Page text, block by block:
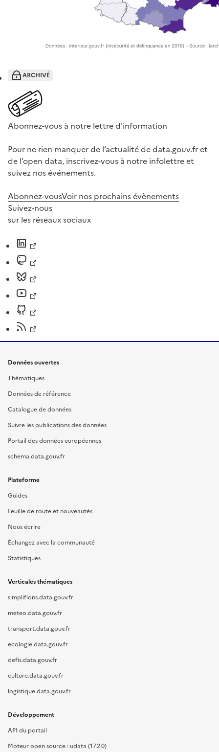
ARCHIVÉ
Abonnez-vous à notre lettre d'information
Pour ne rien manquer de l’actualité de data.gouv.fr et
de l’open data, inscrivez-vous à notre infolettre et
suivez nos événements.
Abonnez-vousVoir nos prochains évènements
Suivez-nous
sur les réseaux sociaux
Données ouvertes
Thématiques
Données de référence
Catalogue de données
Suivre les publications des données
Portail des données européennes
schema.data.gouv.fr
Plateforme
Guides
Feuille de route et nouveautés
Nous écrire
Échangez avec la communauté
Statistiques
Verticales thématiques
simplifions.data.gouv.fr
meteo.data.gouv.fr
transport.data.gouv.fr
ecologie.data.gouv.fr
defis.data.gouv.fr
culture.data.gouv.fr
logistique.data.gouv.fr
Développement
API du portail
Moteur open source : udata (17.2.0)